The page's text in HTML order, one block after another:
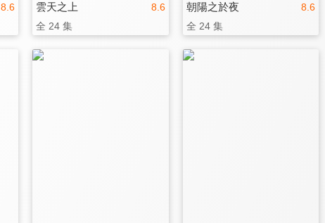
8.6 8.6
雲天之上
全 24 集
8.6
朝陽之於夜
全 24 集